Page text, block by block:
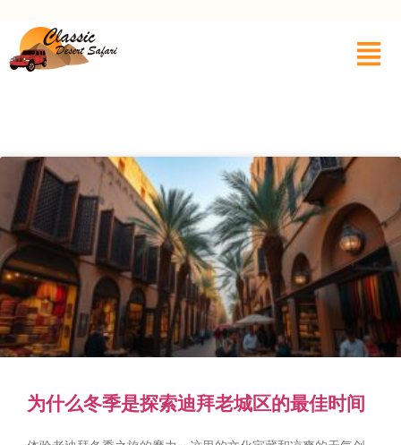
为什么冬季是探索迪拜老城区的最佳时间